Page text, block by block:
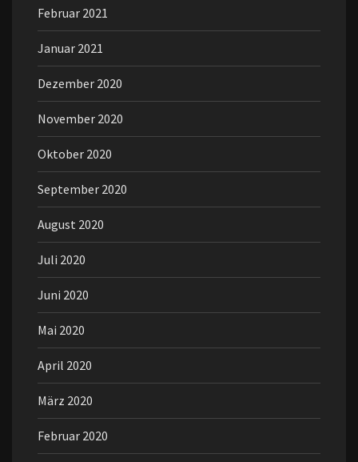
Februar 2021
Januar 2021
Dezember 2020
November 2020
Oktober 2020
September 2020
August 2020
Juli 2020
Juni 2020
Mai 2020
April 2020
März 2020
Februar 2020